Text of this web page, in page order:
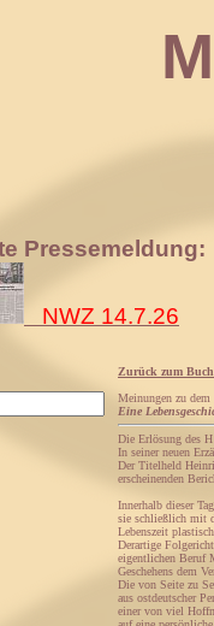
Pressemeldung:
NWZ 14.7.26
Zurück zum Buch
Meinungen zu
Eine
Die Erlösung des H
In seiner neuen
Der Titelheld
erscheinenden
Innerhalb dieser
sie schließlich mit
Lebenszeit
Derartige
eigentlichen Beruf
Geschehens dem
Die von Seite zu
aus ostdeutscher
einer von viel